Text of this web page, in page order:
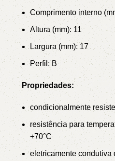
Comprimento interno
Altura (mm): 11
Largura (mm): 17
Perfil: B
Propriedades:
condicionalmente
resistência para
+70°C
eletricamente condutiva